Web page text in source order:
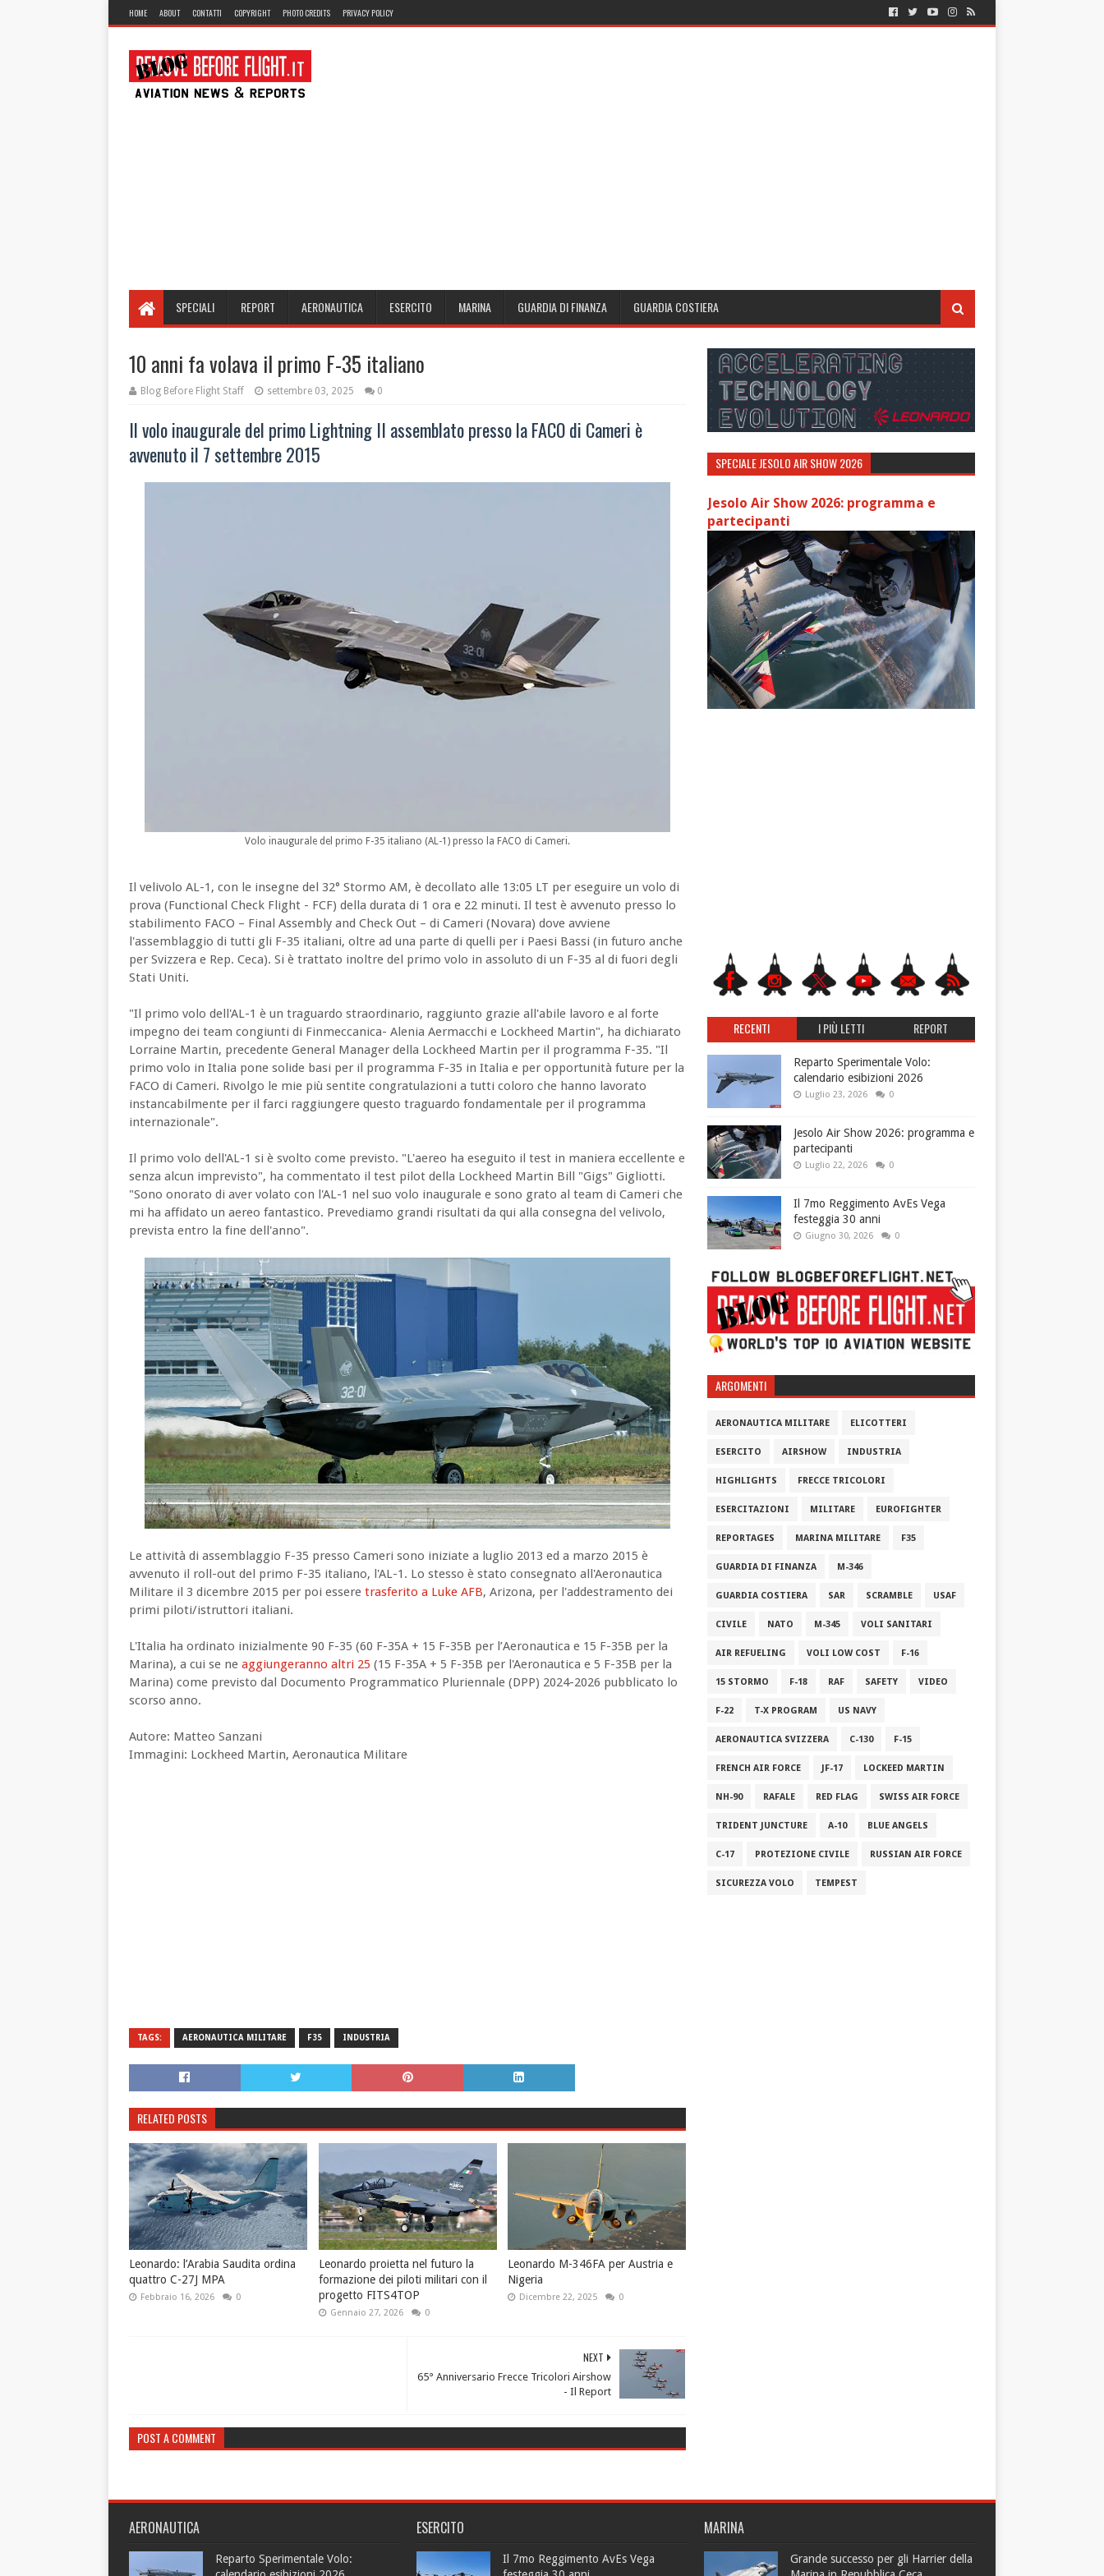
HOME ABOUT CONTATTI COPYRIGHT PHOTO CREDITS PRIVACY POLICY
SPECIALI REPORT AERONAUTICA ESERCITO MARINA GUARDIA DI FINANZA GUARDIA COSTIERA
10 anni fa volava il primo F-35 italiano
Blog Before Flight Staff settembre 03, 2025 0
Il volo inaugurale del primo Lightning II assemblato presso la FACO di Cameri è
avvenuto il 7 settembre 2015
Volo inaugurale del primo F-35 italiano (AL-1) presso la FACO di Cameri.
Il velivolo AL-1, con le insegne del 32° Stormo AM, è decollato alle 13:05 LT per eseguire un volo di
prova (Functional Check Flight - FCF) della durata di 1 ora e 22 minuti. Il test è avvenuto presso lo
stabilimento FACO – Final Assembly and Check Out – di Cameri (Novara) dove avviene
l'assemblaggio di tutti gli F-35 italiani, oltre ad una parte di quelli per i Paesi Bassi (in futuro anche
per Svizzera e Rep. Ceca). Si è trattato inoltre del primo volo in assoluto di un F-35 al di fuori degli
Stati Uniti.
"Il primo volo dell'AL-1 è un traguardo straordinario, raggiunto grazie all'abile lavoro e al forte
impegno dei team congiunti di Finmeccanica- Alenia Aermacchi e Lockheed Martin", ha dichiarato
Lorraine Martin, precedente General Manager della Lockheed Martin per il programma F-35. "Il
primo volo in Italia pone solide basi per il programma F-35 in Italia e per opportunità future per la
FACO di Cameri. Rivolgo le mie più sentite congratulazioni a tutti coloro che hanno lavorato
instancabilmente per il farci raggiungere questo traguardo fondamentale per il programma
internazionale".
Il primo volo dell'AL-1 si è svolto come previsto. "L'aereo ha eseguito il test in maniera eccellente e
senza alcun imprevisto", ha commentato il test pilot della Lockheed Martin Bill "Gigs" Gigliotti.
"Sono onorato di aver volato con l'AL-1 nel suo volo inaugurale e sono grato al team di Cameri che
mi ha affidato un aereo fantastico. Prevediamo grandi risultati da qui alla consegna del velivolo,
prevista entro la fine dell'anno".
Le attività di assemblaggio F-35 presso Cameri sono iniziate a luglio 2013 ed a marzo 2015 è
avvenuto il roll-out del primo F-35 italiano, l'AL-1. Lo stesso è stato consegnato all'Aeronautica
Militare il 3 dicembre 2015 per poi essere trasferito a Luke AFB, Arizona, per l'addestramento dei
primi piloti/istruttori italiani.
L'Italia ha ordinato inizialmente 90 F-35 (60 F-35A + 15 F-35B per l’Aeronautica e 15 F-35B per la
Marina), a cui se ne aggiungeranno altri 25 (15 F-35A + 5 F-35B per l'Aeronautica e 5 F-35B per la
Marina) come previsto dal Documento Programmatico Pluriennale (DPP) 2024-2026 pubblicato lo
scorso anno.
Autore: Matteo Sanzani
Immagini: Lockheed Martin, Aeronautica Militare
TAGS: AERONAUTICA MILITARE F35 INDUSTRIA
RELATED POSTS
Leonardo: l’Arabia Saudita ordina
quattro C-27J MPA
Febbraio 16, 2026 0
Leonardo proietta nel futuro la
formazione dei piloti militari con il
progetto FITS4TOP
Gennaio 27, 2026 0
Leonardo M-346FA per Austria e
Nigeria
Dicembre 22, 2025 0
NEXT
65° Anniversario Frecce Tricolori Airshow
- Il Report
POST A COMMENT
SPECIALE JESOLO AIR SHOW 2026
Jesolo Air Show 2026: programma e
partecipanti
RECENTI I PIÙ LETTI REPORT
Reparto Sperimentale Volo:
calendario esibizioni 2026
Luglio 23, 2026 0
Jesolo Air Show 2026: programma e
partecipanti
Luglio 22, 2026 0
Il 7mo Reggimento AvEs Vega
festeggia 30 anni
Giugno 30, 2026 0
ARGOMENTI
AERONAUTICA MILITARE ELICOTTERI
ESERCITO AIRSHOW INDUSTRIA
HIGHLIGHTS FRECCE TRICOLORI
ESERCITAZIONI MILITARE EUROFIGHTER
REPORTAGES MARINA MILITARE F35
GUARDIA DI FINANZA M-346
GUARDIA COSTIERA SAR SCRAMBLE USAF
CIVILE NATO M-345 VOLI SANITARI
AIR REFUELING VOLI LOW COST F-16
15 STORMO F-18 RAF SAFETY VIDEO
F-22 T-X PROGRAM US NAVY
AERONAUTICA SVIZZERA C-130 F-15
FRENCH AIR FORCE JF-17 LOCKEED MARTIN
NH-90 RAFALE RED FLAG SWISS AIR FORCE
TRIDENT JUNCTURE A-10 BLUE ANGELS
C-17 PROTEZIONE CIVILE RUSSIAN AIR FORCE
SICUREZZA VOLO TEMPEST
AERONAUTICA
Reparto Sperimentale Volo:
ESERCITO
Il 7mo Reggimento AvEs Vega
MARINA
Grande successo per gli Harrier della